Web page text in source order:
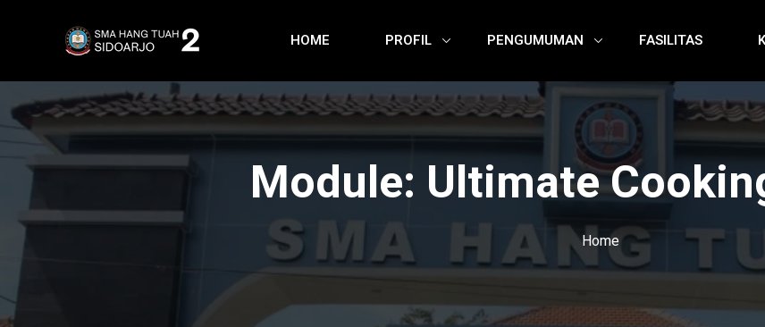
HOME PROFIL PENGUMUMAN FASILITAS
Module: Ultimate
Home